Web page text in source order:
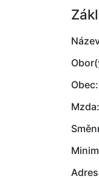
Obec:
Mzda: